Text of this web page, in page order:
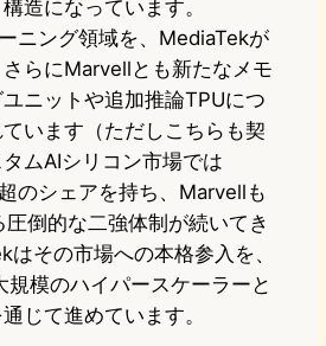
造になっています。
ニング領域を、MediaTekが
らにMarvellとも新たなメモ
ニットや追加推論TPUにつ
います（ただしこちらも契
ムAIシリコン市場では
のシェアを持ち、Marvellも
倒的な二強体制が続いてき
はその市場への本格参入を、
規模のハイパースケーラーと
じて進めています。